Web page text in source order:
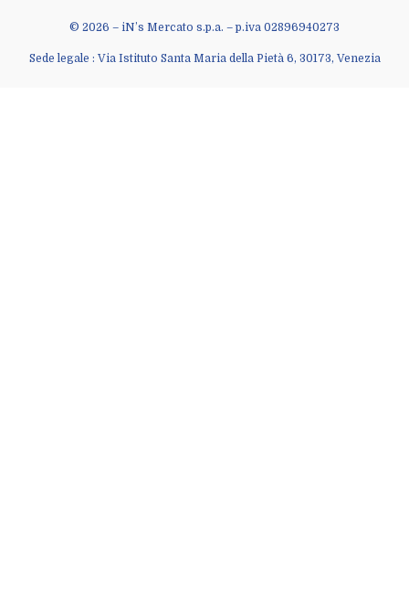
© 2026 – iN’s Mercato s.p.a. – p.iva 02896940273
Sede legale : Via Istituto Santa Maria della Pietà 6, 30173, Venezia